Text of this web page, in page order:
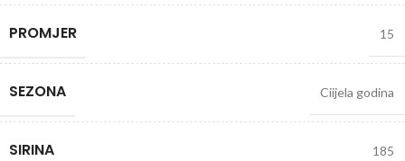
PROMJER 15
SEZONA Ciijela godina
SIRINA 185